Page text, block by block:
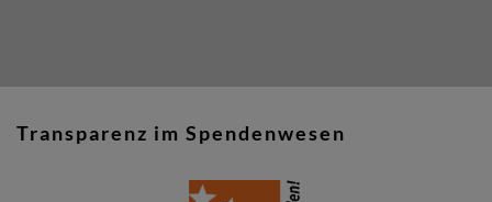
Transparenz im Spendenwesen